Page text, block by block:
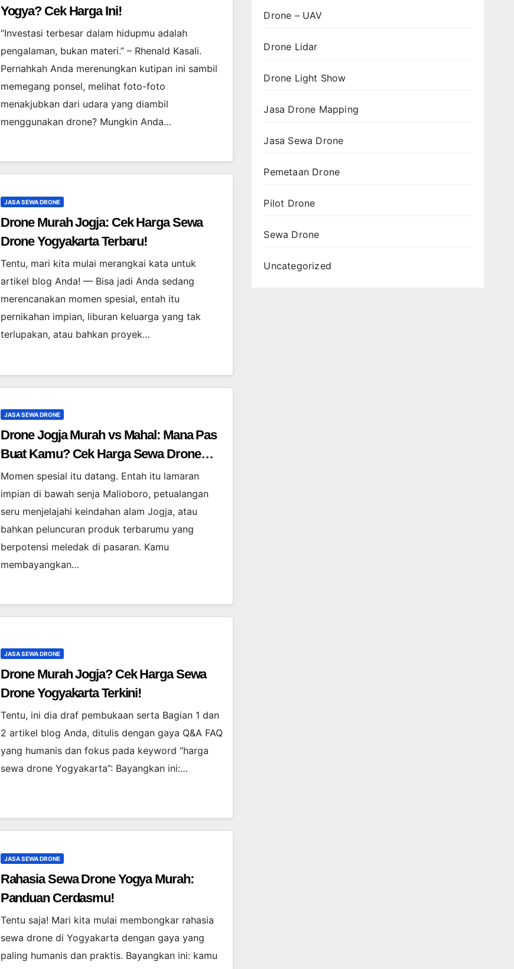
Yogya? Cek Harga Ini!
“Investasi terbesar dalam hidupmu adalah
pengalaman, bukan materi.” – Rhenald Kasali.
Pernahkah Anda merenungkan kutipan ini sambil
memegang ponsel, melihat foto-foto
menakjubkan dari udara yang diambil
menggunakan drone? Mungkin Anda…
JASA SEWA DRONE
Drone Murah Jogja: Cek Harga Sewa
Drone Yogyakarta Terbaru!
Tentu, mari kita mulai merangkai kata untuk
artikel blog Anda! — Bisa jadi Anda sedang
merencanakan momen spesial, entah itu
pernikahan impian, liburan keluarga yang tak
terlupakan, atau bahkan proyek…
JASA SEWA DRONE
Drone Jogja Murah vs Mahal: Mana Pas
Buat Kamu? Cek Harga Sewa Drone
Yogyakarta!
Momen spesial itu datang. Entah itu lamaran
impian di bawah senja Malioboro, petualangan
seru menjelajahi keindahan alam Jogja, atau
bahkan peluncuran produk terbarumu yang
berpotensi meledak di pasaran. Kamu
membayangkan…
JASA SEWA DRONE
Drone Murah Jogja? Cek Harga Sewa
Drone Yogyakarta Terkini!
Tentu, ini dia draf pembukaan serta Bagian 1 dan
2 artikel blog Anda, ditulis dengan gaya Q&A FAQ
yang humanis dan fokus pada keyword “harga
sewa drone Yogyakarta”: Bayangkan ini:…
JASA SEWA DRONE
Rahasia Sewa Drone Yogya Murah:
Panduan Cerdasmu!
Tentu saja! Mari kita mulai membongkar rahasia
sewa drone di Yogyakarta dengan gaya yang
paling humanis dan praktis. Bayangkan ini: kamu
Drone – UAV
Drone Lidar
Drone Light Show
Jasa Drone Mapping
Jasa Sewa Drone
Pemetaan Drone
Pilot Drone
Sewa Drone
Uncategorized